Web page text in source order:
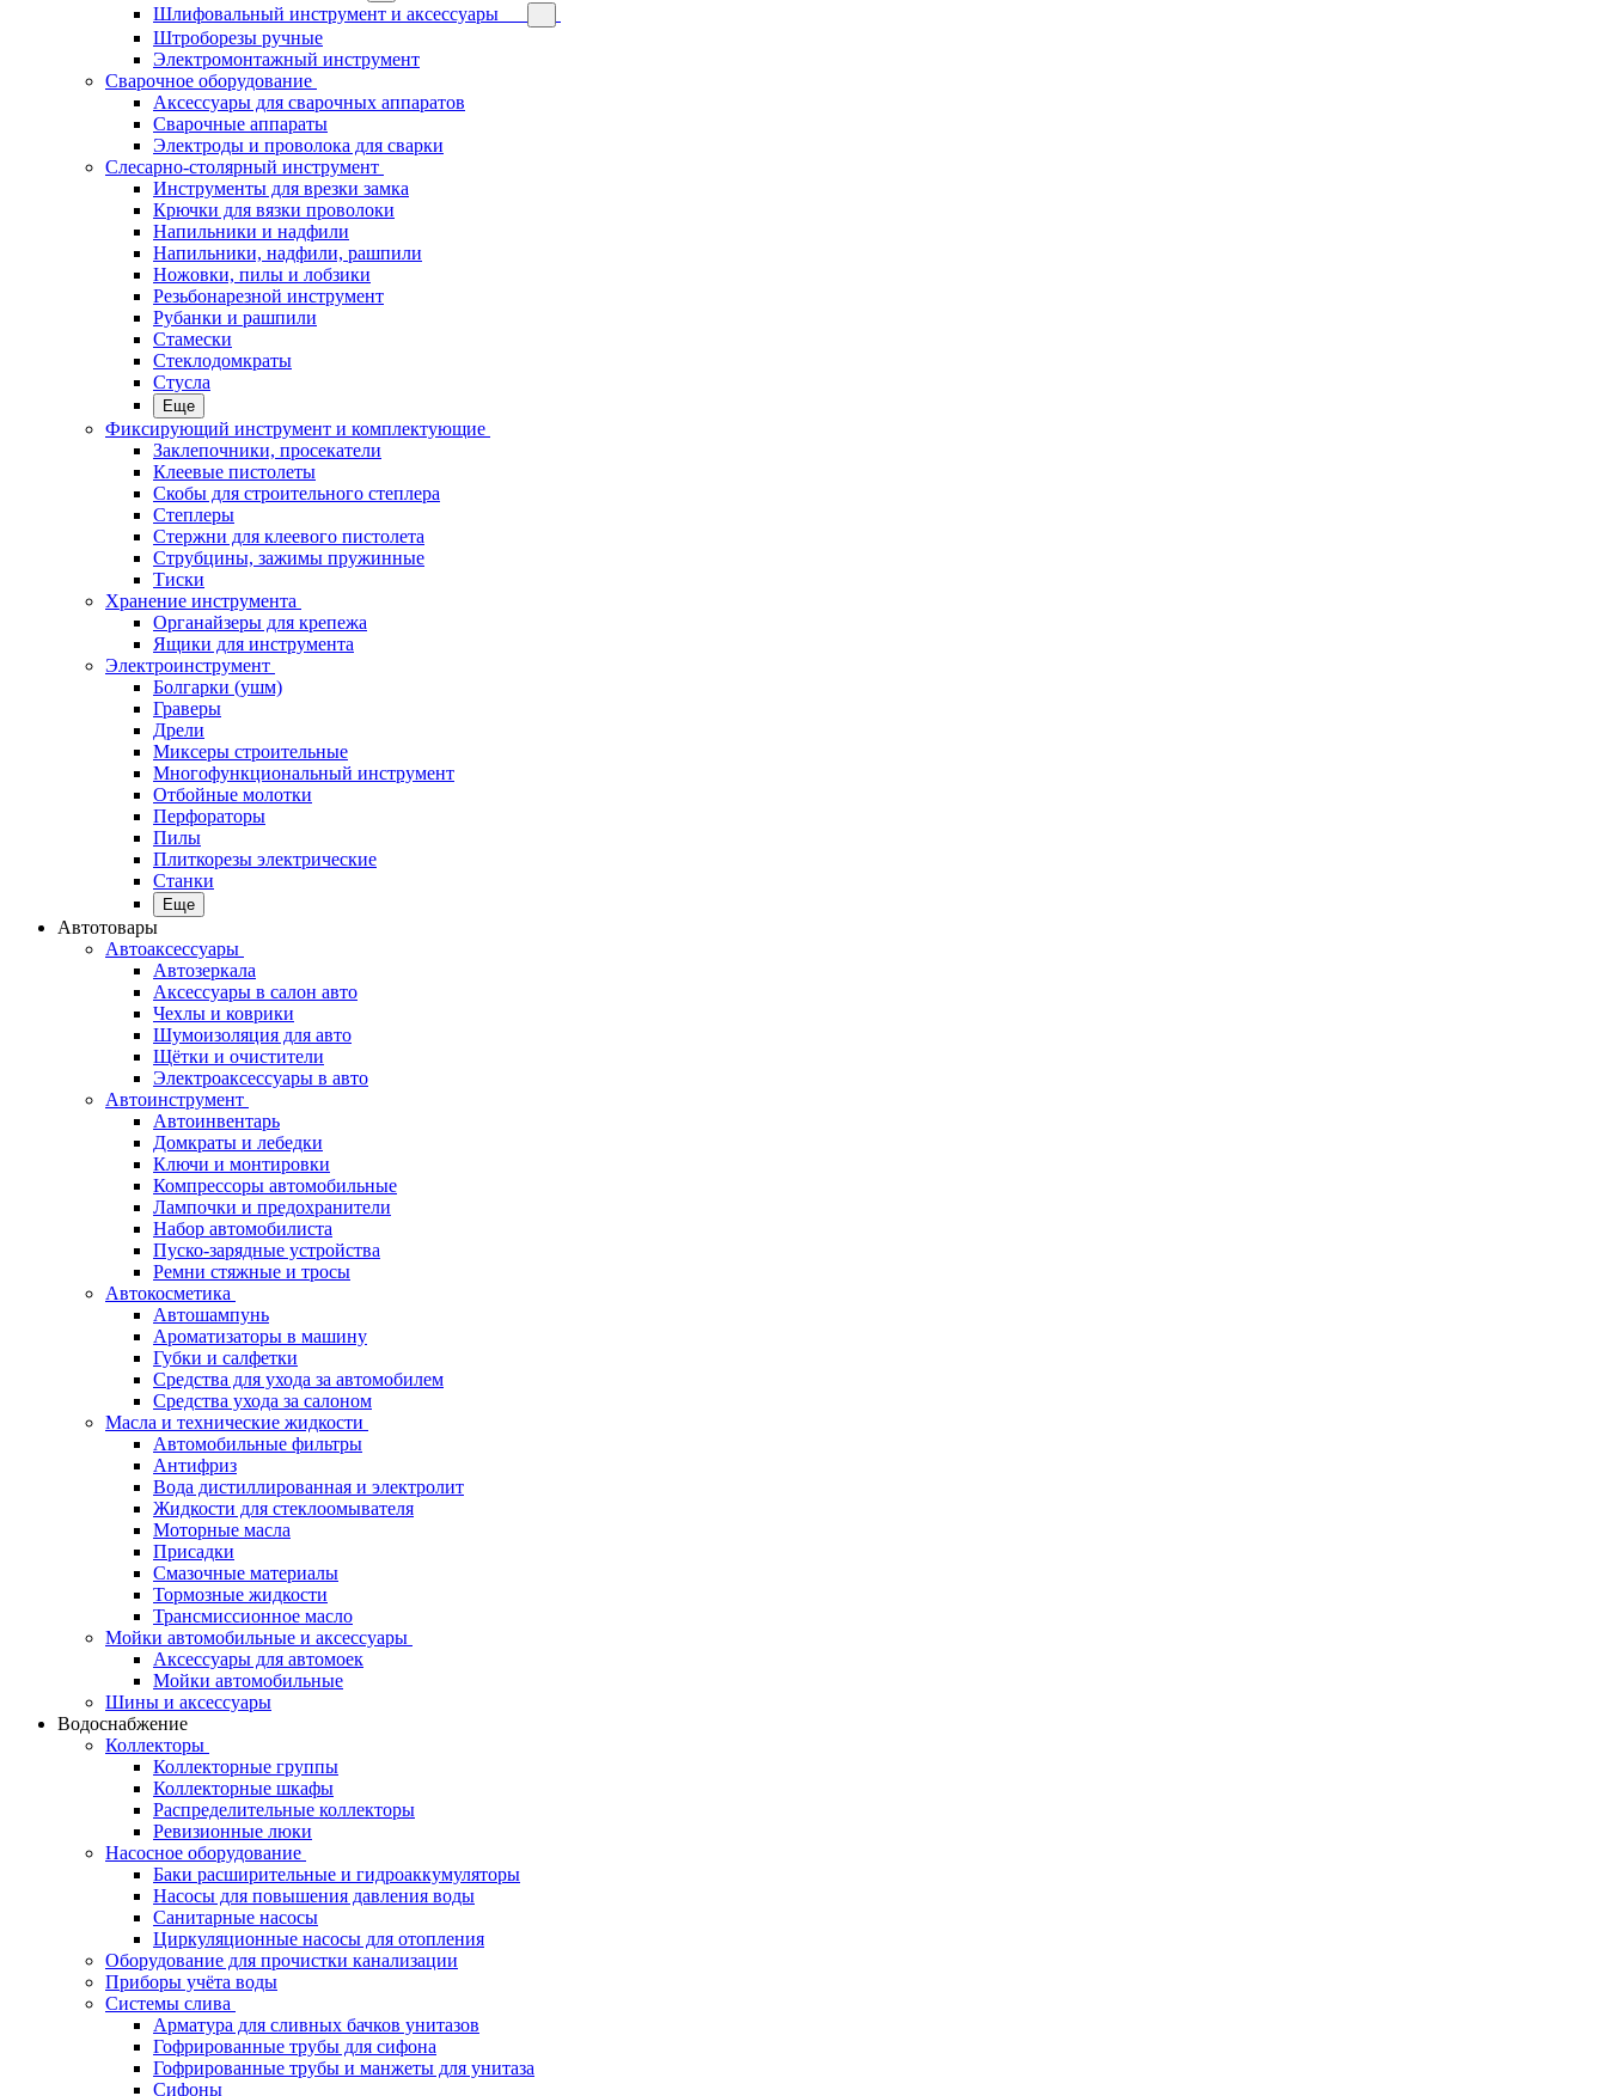
Шлифовальный инструмент и аксессуары
Штроборезы ручные
Электромонтажный инструмент
Сварочное оборудование
Аксессуары для сварочных аппаратов
Сварочные аппараты
Электроды и проволока для сварки
Слесарно-столярный инструмент
Инструменты для врезки замка
Крючки для вязки проволоки
Напильники и надфили
Напильники, надфили, рашпили
Ножовки, пилы и лобзики
Резьбонарезной инструмент
Рубанки и рашпили
Стамески
Стеклодомкраты
Стусла
Еще
Фиксирующий инструмент и комплектующие
Заклепочники, просекатели
Клеевые пистолеты
Скобы для строительного степлера
Степлеры
Стержни для клеевого пистолета
Струбцины, зажимы пружинные
Тиски
Хранение инструмента
Органайзеры для крепежа
Ящики для инструмента
Электроинструмент
Болгарки (ушм)
Граверы
Дрели
Миксеры строительные
Многофункциональный инструмент
Отбойные молотки
Перфораторы
Пилы
Плиткорезы электрические
Станки
Еще
Автотовары
Автоаксессуары
Автозеркала
Аксессуары в салон авто
Чехлы и коврики
Шумоизоляция для авто
Щётки и очистители
Электроаксессуары в авто
Автоинструмент
Автоинвентарь
Домкраты и лебедки
Ключи и монтировки
Компрессоры автомобильные
Лампочки и предохранители
Набор автомобилиста
Пуско-зарядные устройства
Ремни стяжные и тросы
Автокосметика
Автошампунь
Ароматизаторы в машину
Губки и салфетки
Средства для ухода за автомобилем
Средства ухода за салоном
Масла и технические жидкости
Автомобильные фильтры
Антифриз
Вода дистиллированная и электролит
Жидкости для стеклоомывателя
Моторные масла
Присадки
Смазочные материалы
Тормозные жидкости
Трансмиссионное масло
Мойки автомобильные и аксессуары
Аксессуары для автомоек
Мойки автомобильные
Шины и аксессуары
Водоснабжение
Коллекторы
Коллекторные группы
Коллекторные шкафы
Распределительные коллекторы
Ревизионные люки
Насосное оборудование
Баки расширительные и гидроаккумуляторы
Насосы для повышения давления воды
Санитарные насосы
Циркуляционные насосы для отопления
Оборудование для прочистки канализации
Приборы учёта воды
Системы слива
Арматура для сливных бачков унитазов
Гофрированные трубы для сифона
Гофрированные трубы и манжеты для унитаза
Сифоны